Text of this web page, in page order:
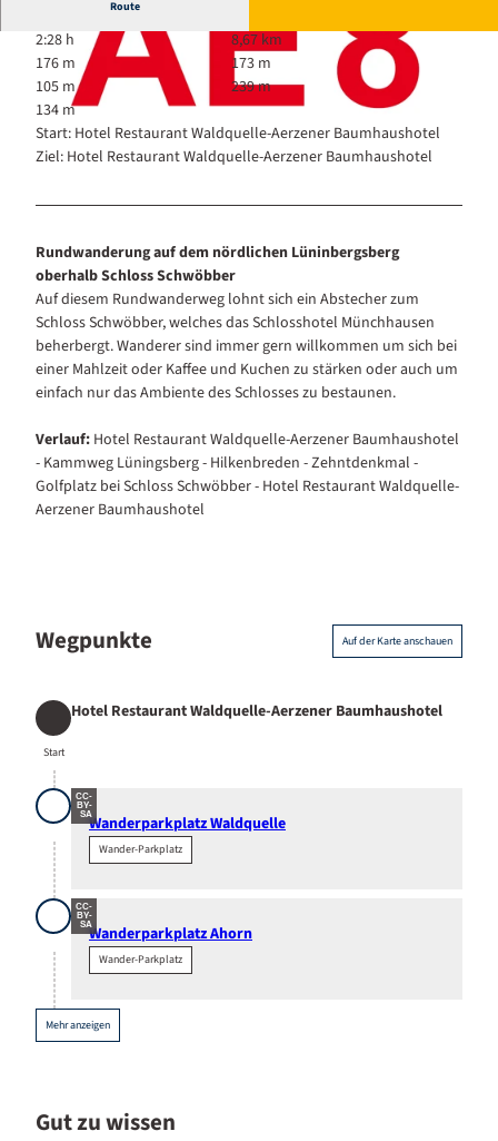
© Touristikzentrum Westliches Weserbergland, Hotel Waldquelle |CC-BY-SA
Route
2:28 h
8,67 km
176 m
173 m
105 m
239 m
134 m
Start: Hotel Restaurant Waldquelle-Aerzener Baumhaushotel
Ziel: Hotel Restaurant Waldquelle-Aerzener Baumhaushotel
Rundwanderung auf dem nördlichen Lüninbergsberg
oberhalb Schloss Schwöbber
Auf diesem Rundwanderweg lohnt sich ein Abstecher zum
Schloss Schwöbber, welches das Schlosshotel Münchhausen
beherbergt. Wanderer sind immer gern willkommen um sich bei
einer Mahlzeit oder Kaffee und Kuchen zu stärken oder auch um
einfach nur das Ambiente des Schlosses zu bestaunen.
Verlauf: Hotel Restaurant Waldquelle-Aerzener Baumhaushotel
- Kammweg Lüningsberg - Hilkenbreden - Zehntdenkmal -
Golfplatz bei Schloss Schwöbber - Hotel Restaurant Waldquelle-
Aerzener Baumhaushotel
Wegpunkte Auf der Karte anschauen
Start
Start
Hotel Restaurant Waldquelle-Aerzener Baumhaushotel
CC-
BY-
SAWanderparkplatz Waldquelle
Wander-Parkplatz
CC-
BY-
SAWanderparkplatz Ahorn
Wander-Parkplatz
Mehr anzeigen
Gut zu wissen